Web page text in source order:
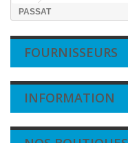
PASSAT
FOURNISSEURS
INFORMATION